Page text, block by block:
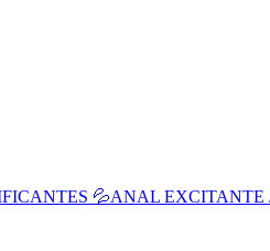
💦ANAL EXCITANTE